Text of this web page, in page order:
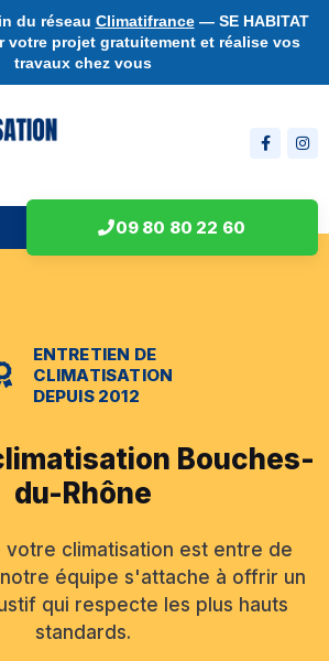
du réseau Climatifrance— SE HABITAT
votre projet gratuitement et réalise vos
travaux chez vous
09 80 80 22 60
ENTRETIEN DE
CLIMATISATION
DEPUIS 2012
Bouches-
du-Rhône
votre climatisation est entre de
notre équipe s'attache à offrir un
qui respecte les plus hauts
standards.